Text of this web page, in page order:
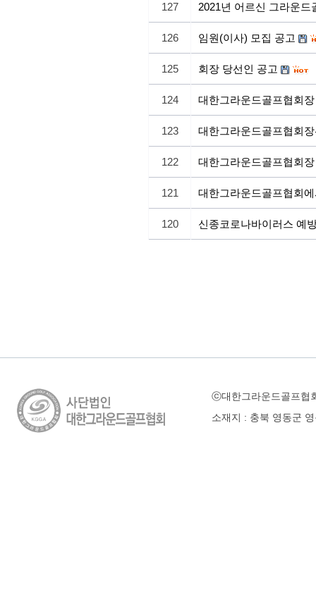
127 2021년 어르신 그라운
126 임원(이사) 모집 공고
125 회장 당선인 공고
124 대한그라운드골프협회
123 대한그라운드골프협회
122 대한그라운드골프협회
121 대한그라운드골프협회
120 신종코로나바이러스 예
ⓒ대한그라운드골프협
소재지 : 충북 영동군